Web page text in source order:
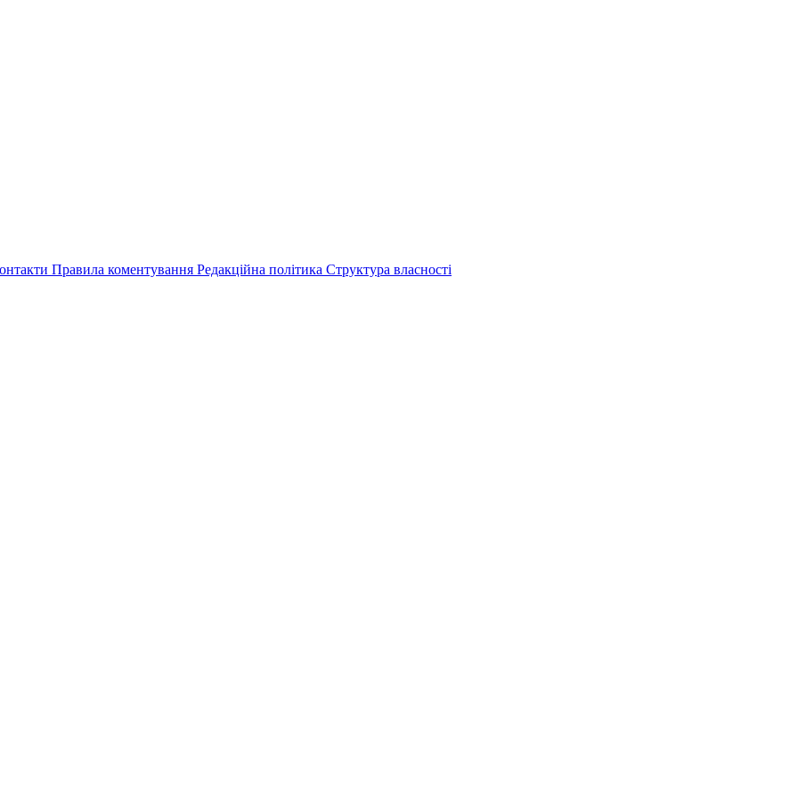
Правила коментування Редакційна політика Структура власності